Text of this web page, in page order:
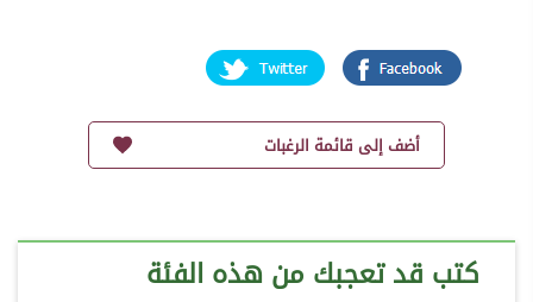
أضف إلى قائمة الرغبات
كتب قد تعجبك من هذه الفئة